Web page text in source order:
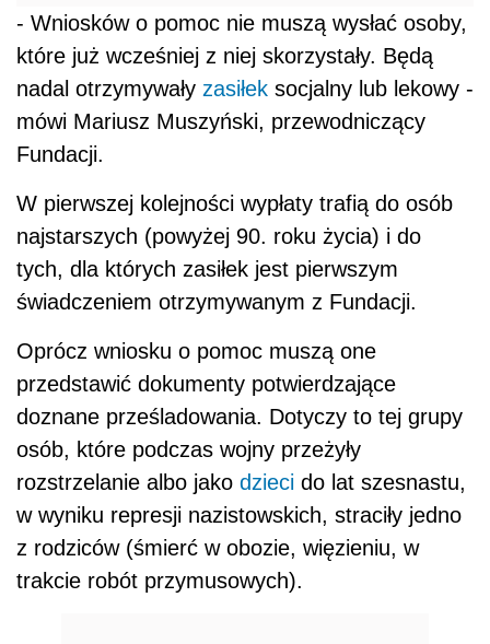
- Wniosków o pomoc nie muszą wysłać osoby,
które już wcześniej z niej skorzystały. Będą
nadal otrzymywały zasiłek socjalny lub lekowy -
mówi Mariusz Muszyński, przewodniczący
Fundacji.
W pierwszej kolejności wypłaty trafią do osób
najstarszych (powyżej 90. roku życia) i do
tych, dla których zasiłek jest pierwszym
świadczeniem otrzymywanym z Fundacji.
Oprócz wniosku o pomoc muszą one
przedstawić dokumenty potwierdzające
doznane prześladowania. Dotyczy to tej grupy
osób, które podczas wojny przeżyły
rozstrzelanie albo jako dzieci do lat szesnastu,
w wyniku represji nazistowskich, straciły jedno
z rodziców (śmierć w obozie, więzieniu, w
trakcie robót przymusowych).